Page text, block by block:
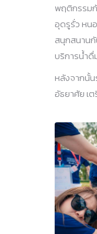
พฤติกรรม
อุดรูรั่ว หน
สนุกสนานกั
บริการน้ำ
หลังจากนั้
อัธยาศัย เ